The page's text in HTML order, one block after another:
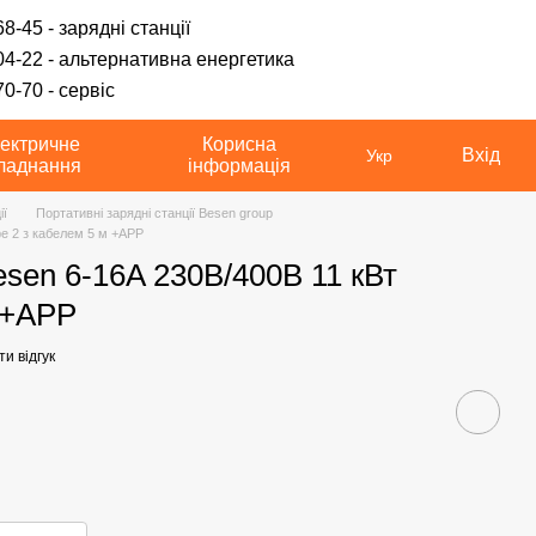
45 - зарядні станції
22 - альтернативна енергетика
70 - сервіс
Корисна
інформація
Укр Вхід
Портативні зарядні станції Besen group
2 з кабелем 5 м +APP
6-16A 230В/400В 11 кВт
відгук